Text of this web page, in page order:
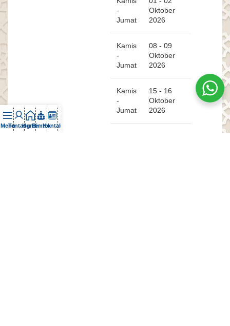
-
Jumat
Oktober
2026
Kamis
-
Jumat
08 - 09
Oktober
2026
Kamis
-
Jumat
15 - 16
Oktober
2026
MenuTentangHomeBimtekKontak